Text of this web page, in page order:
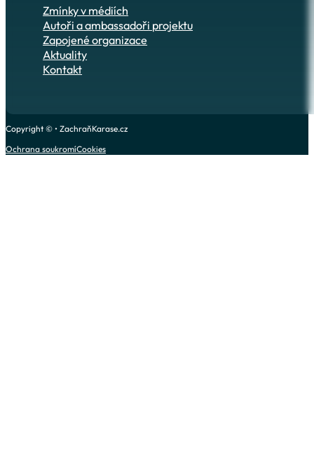
Zmínky v médiích
Autoři a ambassadoři projektu
Zapojené organizace
Aktuality
Kontakt
Copyright © • ZachraňKarase.cz
Ochrana soukromíCookies